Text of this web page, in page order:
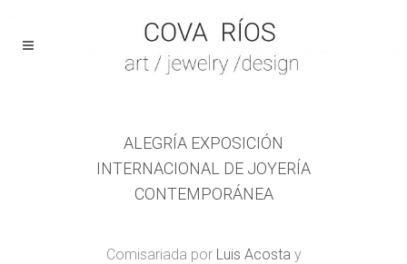
ALEGRÍA EXPOSICIÓN
INTERNACIONAL DE JOYERÍA
CONTEMPORÁNEA
Comisariada por Luis Acosta y